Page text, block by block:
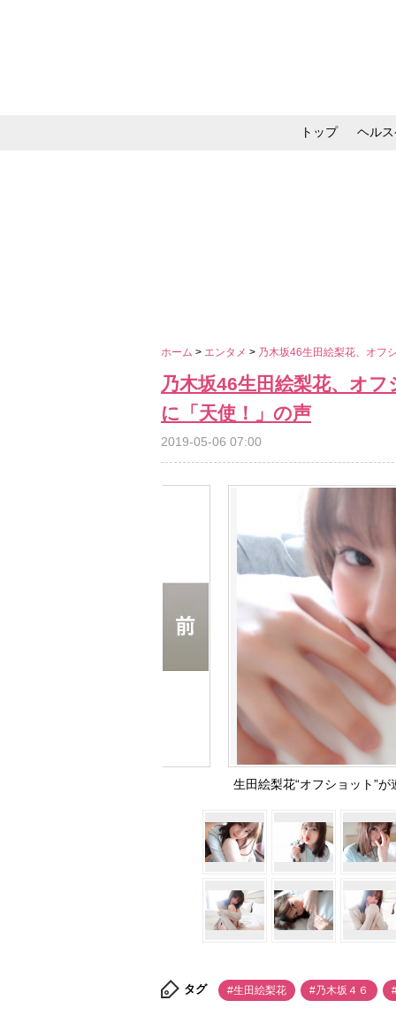
トップ ヘル
ホーム > エンタメ > 乃木坂46生田絵梨花、オフ
乃木坂46生田絵梨花、オ
に「天使！」の声
2019-05-06 07:00
生田絵梨花“オフショット”
タグ #生田絵梨花 #乃木坂４６